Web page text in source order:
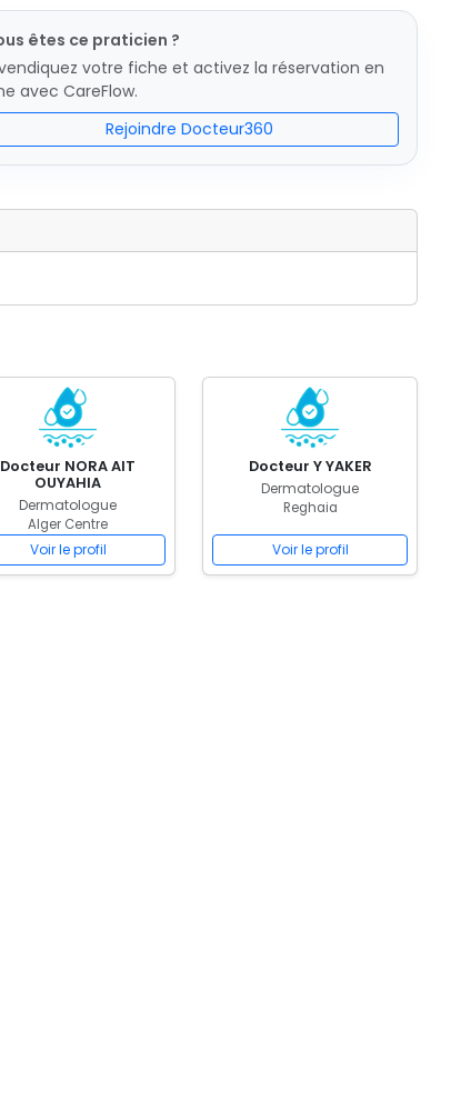
êtes ce praticien ?
votre fiche et activez la réservation en
avec CareFlow.
Rejoindre Docteur360
Docteur NORA AIT
OUYAHIA
Dermatologue
Alger Centre
Voir le profil
Docteur Y YAKER
Dermatologue
Reghaia
Voir le profil